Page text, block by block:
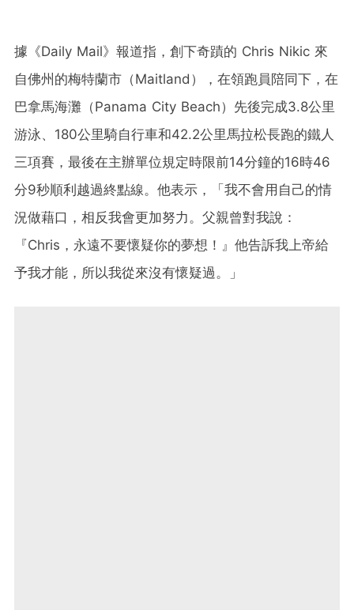
據《Daily Mail》報道指，創下奇蹟的 Chris Nikic 來
自佛州的梅特蘭市（Maitland），在領跑員陪同下，在
巴拿馬海灘（Panama City Beach）先後完成3.8公里
游泳、180公里騎自行車和42.2公里馬拉松長跑的鐵人
三項賽，最後在主辦單位規定時限前14分鐘的16時46
分9秒順利越過終點線。他表示，「我不會用自己的情
況做藉口，相反我會更加努力。父親曾對我說：
『Chris，永遠不要懷疑你的夢想！』他告訴我上帝給
予我才能，所以我從來沒有懷疑過。」